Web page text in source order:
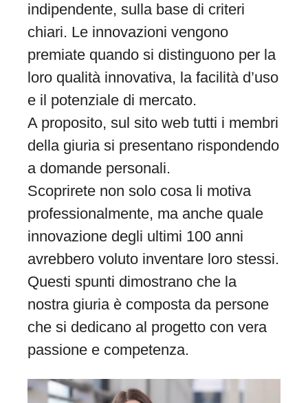
indipendente, sulla base di criteri
chiari. Le innovazioni vengono
premiate quando si distinguono per la
loro qualità innovativa, la facilità d’uso
e il potenziale di mercato.
A proposito, sul sito web tutti i membri
della giuria si presentano rispondendo
a domande personali.
Scoprirete non solo cosa li motiva
professionalmente, ma anche quale
innovazione degli ultimi 100 anni
avrebbero voluto inventare loro stessi.
Questi spunti dimostrano che la
nostra giuria è composta da persone
che si dedicano al progetto con vera
passione e competenza.